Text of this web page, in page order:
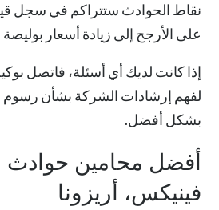
نقاط الحوادث ستتراكم في سجل
على الأرجح إلى زيادة أسعار
إذا كانت لديك أي أسئلة، فاتصل
لفهم إرشادات الشركة بشأن رسوم
بشكل أفضل.
أفضل محامين حوادث
فينيكس، أريزونا